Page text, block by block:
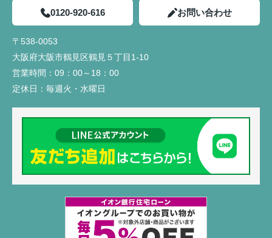
0120-920-616 お問い合わせ
〒538-0053
大阪府大阪市鶴見区鶴見５丁目1-10
営業時間： 09：00～18：00
定休日： 毎週火・水曜日